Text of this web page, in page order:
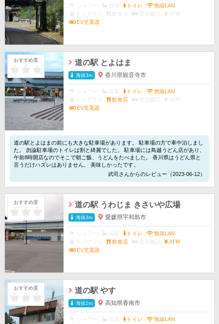
トイレ
無線LAN
ドッグラン
飲食店 宿泊施設
ATM
EV充電器
おすすめ度 道の駅 とよはま
海抜3m 香川県観音寺市
トイレ
無線LAN
ドッグラン
飲食店 宿泊施設
ATM
EV充電器
道の駅とよはまの前にも大きな駐車場があります。 駐車場の方で車中泊しまし
た。 勿論駐車場のトイレは割と綺麗でした。 駐車場には鳥越うどん店があり、
午前8時開店なのでそこで朝ご飯、うどんをたべました。 香川県はうどん県と
言うだけハズレはありません。 美味しかったです。
武司さんからのレビュー（2023-06-12）
おすすめ度 道の駅 うわじま きさいや広場
海抜3m 愛媛県宇和島市
トイレ
無線LAN
ドッグラン
飲食店 宿泊施設
ATM
EV充電器
おすすめ度 道の駅 やす
海抜2m 高知県香南市
トイレ
無線LAN